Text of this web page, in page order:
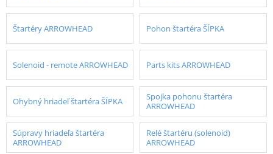
Štartéry ARROWHEAD Pohon štartéra ŠÍPKA
Solenoid - remote ARROWHEAD Parts kits ARROWHEAD
Ohybný hriadeľ štartéra ŠÍPKA
Spojka pohonu štartéra
ARROWHEAD
Súpravy hriadeľa štartéra
ARROWHEAD
Relé štartéru (solenoid)
ARROWHEAD